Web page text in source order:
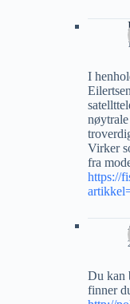
I
Virker
fra
https://
Du kan
finner